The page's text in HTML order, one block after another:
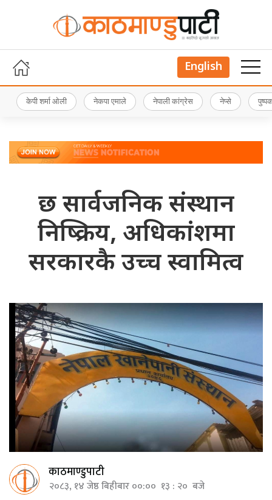
English
केपी शर्मा ओली नेकपा एमाले नेपाली कांग्रेस नेप्से
छ सार्वजनिक संस्थान
निष्क्रिय, अधिकांशमा
सरकारकै उच्च स्वामित्व
काठमाण्डुपाटी
२०८३, १४ जेष्ठ बिहीबार ००:०० १३ : २० बजे